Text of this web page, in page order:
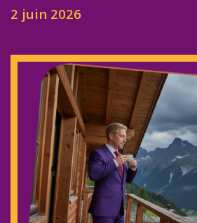
2 juin 2026